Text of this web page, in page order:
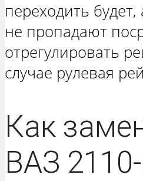
переходить
не пропадают
отрегулировать
случае рулевая
Как
ВАЗ